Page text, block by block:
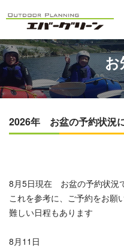
お
2026年 お盆の予約状況
8月5日現在 お盆の予約状況
これを参考に、ご予約をお願
難しい日程もあります
8月11日